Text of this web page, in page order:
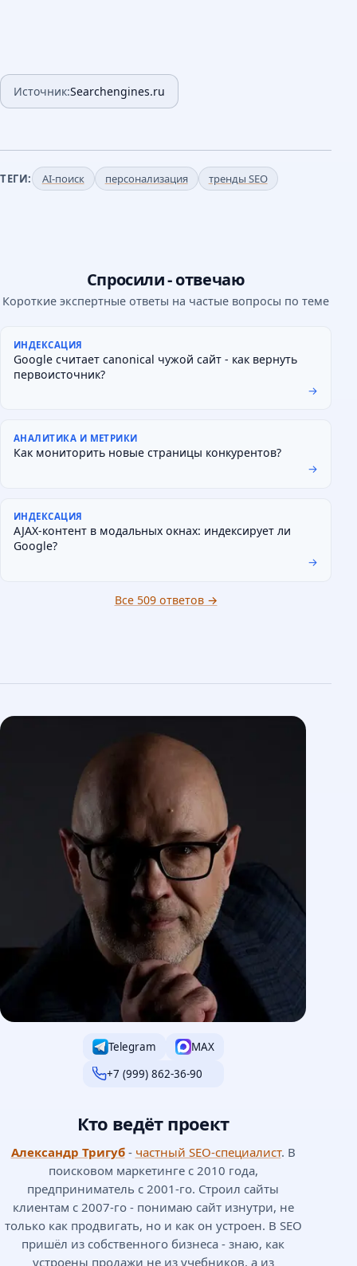
Источник:Searchengines.ru
ТЕГИ: AI-поиск персонализация тренды SEO
Спросили - отвечаю
Короткие экспертные ответы на частые вопросы по теме
ИНДЕКСАЦИЯ
Google считает canonical чужой сайт - как вернуть
первоисточник?
→
АНАЛИТИКА И МЕТРИКИ
Как мониторить новые страницы конкурентов?
→
ИНДЕКСАЦИЯ
AJAX-контент в модальных окнах: индексирует ли
Google?
→
Все 509 ответов →
Telegram
MAX
+7 (999) 862-36-90
Кто ведёт проект
Александр Тригуб- частный SEO-специалист. В
поисковом маркетинге с 2010 года,
предприниматель с 2001-го. Строил сайты
клиентам с 2007-го - понимаю сайт изнутри, не
только как продвигать, но и как он устроен. В SEO
пришёл из собственного бизнеса - знаю, как
устроены продажи не из учебников, а из